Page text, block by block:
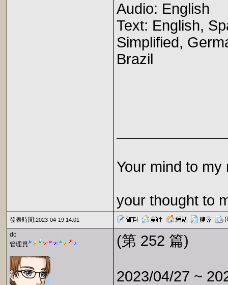
Audio: English
Text: English,
Simplified,
Brazil
Your mind to my
your thought to
發表時間:2023-04-19 14:01
dc
管理員
(第 252 篇)
2023/04/27 ~